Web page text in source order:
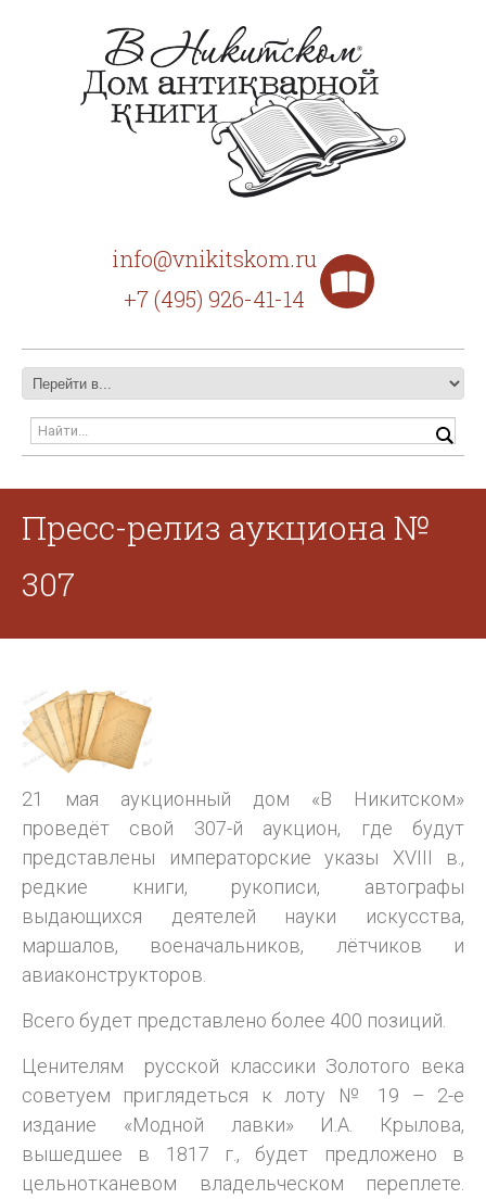
info@vnikitskom.ru
+7 (495) 926-41-14
Пресс-релиз аукциона №
307
21 мая аукционный дом «В Никитском»
проведёт свой 307-й аукцион, где будут
представлены императорские указы XVIII в.,
редкие книги, рукописи, автографы
выдающихся деятелей науки искусства,
маршалов, военачальников, лётчиков и
авиаконструкторов.
Всего будет представлено более 400 позиций.
Ценителям русской классики Золотого века
советуем приглядеться к лоту № 19 – 2-е
издание «Модной лавки» И.А. Крылова,
вышедшее в 1817 г., будет предложено в
цельнотканевом владельческом переплете.